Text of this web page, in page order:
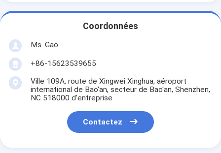
Coordonnées
Ms. Gao
+86-15623539655
Ville 109A, route de Xingwei Xinghua, aéroport
international de Bao'an, secteur de Bao'an, Shenzhen,
NC 518000 d'entreprise
Contactez